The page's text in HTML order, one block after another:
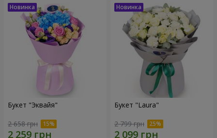
Букет "Эквайя"
2 658 грн
Букет "Laura"
2 799 грн